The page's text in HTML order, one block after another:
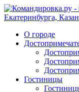
О городе
Гостиницы